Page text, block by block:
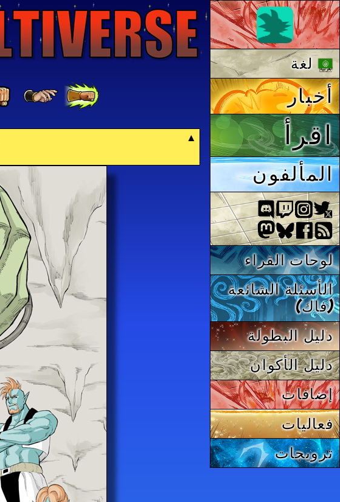
لغة
أخبار
اقرأ
المألفون
لوحات القراء
الأسئلة الشائعة
(فاك)
دليل البطولة
دليل الأكوان
إضافات
فعاليات
ترويجات